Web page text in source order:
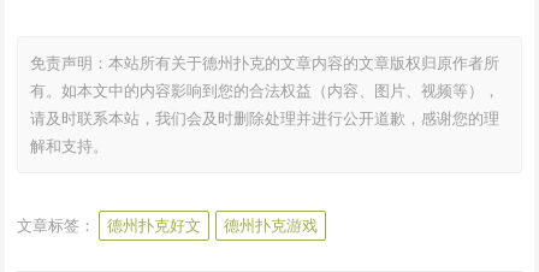
免责声明：本站所有关于德州扑克的文章内容的文章版权归原作者所
有。如本文中的内容影响到您的合法权益（内容、图片、视频等），
请及时联系本站，我们会及时删除处理并进行公开道歉，感谢您的理
解和支持。
文章标签： 德州扑克好文 德州扑克游戏